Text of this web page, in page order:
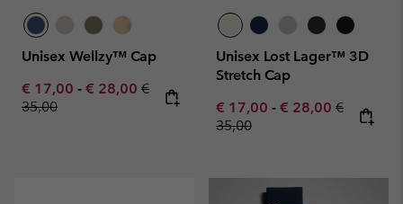
Unisex Wellzy™ Cap
Minimum sale price:
€ 17,00 - Maximum sale price:
€ 28,00 Regular price:
€
35,00
Unisex Lost Lager™ 3D
Stretch Cap
Minimum sale price:
€ 17,00 - Maximum sale
€ 28,00 Regular
€
35,00